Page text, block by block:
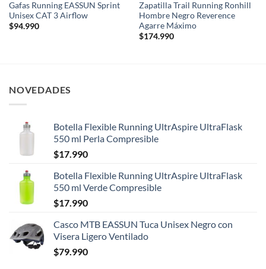
Gafas Running EASSUN Sprint
Unisex CAT 3 Airflow
$94.990
Zapatilla Trail Running Ronhill
Hombre Negro Reverence
Agarre Máximo
$174.990
NOVEDADES
Botella Flexible Running UltrAspire UltraFlask
550 ml Perla Compresible
$17.990
Botella Flexible Running UltrAspire UltraFlask
550 ml Verde Compresible
$17.990
Casco MTB EASSUN Tuca Unisex Negro con
Visera Ligero Ventilado
$79.990